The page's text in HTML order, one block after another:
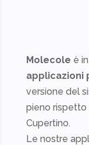
Molecole è
applicazioni
versione del
pieno rispetto
Cupertino.
Le nostre